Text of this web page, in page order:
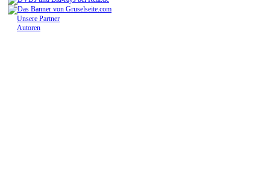
Unsere Partner
Autoren